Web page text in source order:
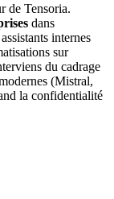
de Tensoria.
dans
internes
sur
du cadrage
(Mistral,
la confidentialité